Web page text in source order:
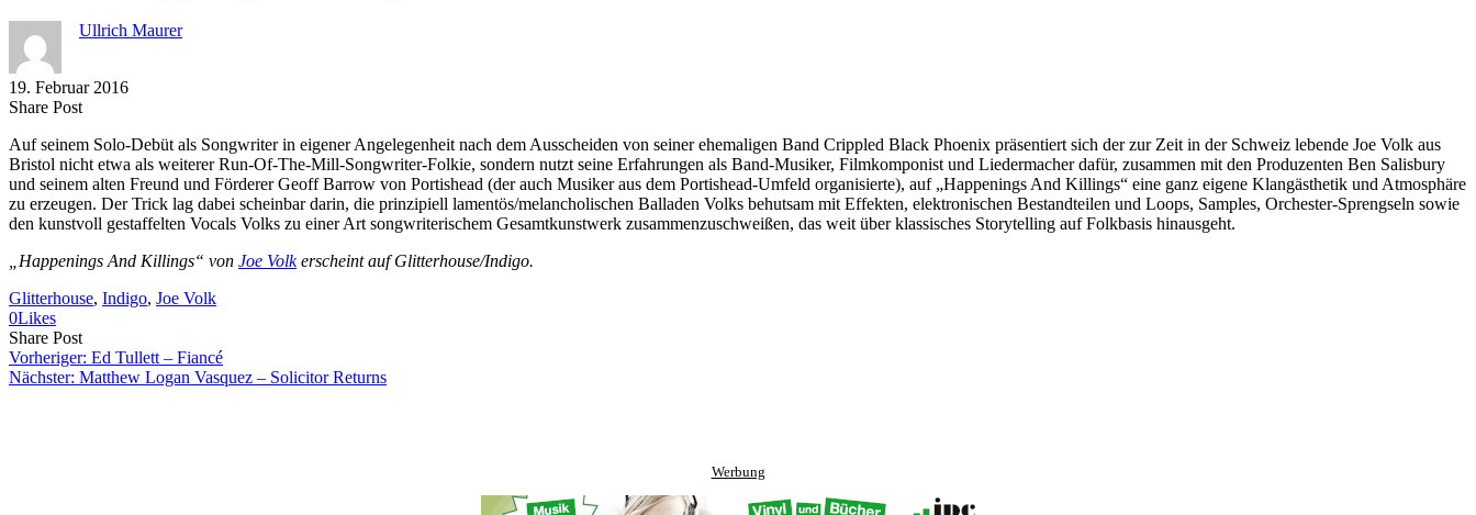
Ullrich Maurer
19. Februar 2016
Share PostShare
Facebook
Copy
to
clipboard
Send
via
eMail
Auf seinem Solo-Debüt als Songwriter in eigener Angelegenheit nach dem Ausscheiden von seiner ehemaligen Band Crippled Black Phoenix präsentiert sich der zur Zeit in der Schweiz lebende Joe Volk aus
Bristol nicht etwa als weiterer Run-Of-The-Mill-Songwriter-Folkie, sondern nutzt seine Erfahrungen als Band-Musiker, Filmkomponist und Liedermacher dafür, zusammen mit den Produzenten Ben Salisbury
und seinem alten Freund und Förderer Geoff Barrow von Portishead (der auch Musiker aus dem Portishead-Umfeld organisierte), auf „Happenings And Killings“ eine ganz eigene Klangästhetik und Atmosphäre
zu erzeugen. Der Trick lag dabei scheinbar darin, die prinzipiell lamentös/melancholischen Balladen Volks behutsam mit Effekten, elektronischen Bestandteilen und Loops, Samples, Orchester-Sprengseln sowie
den kunstvoll gestaffelten Vocals Volks zu einer Art songwriterischem Gesamtkunstwerk zusammenzuschweißen, das weit über klassisches Storytelling auf Folkbasis hinausgeht.
„Happenings And Killings“ von Joe Volkerscheint auf Glitterhouse/Indigo.
Glitterhouse, Indigo, Joe Volk
0Likes
Share PostShare
on
Facebook
Copy
URL
to
Send
Link
via
Vorheriger: Ed Tullett – Fiancé
Nächster: Matthew Logan Vasquez – Solicitor Returns
Werbung